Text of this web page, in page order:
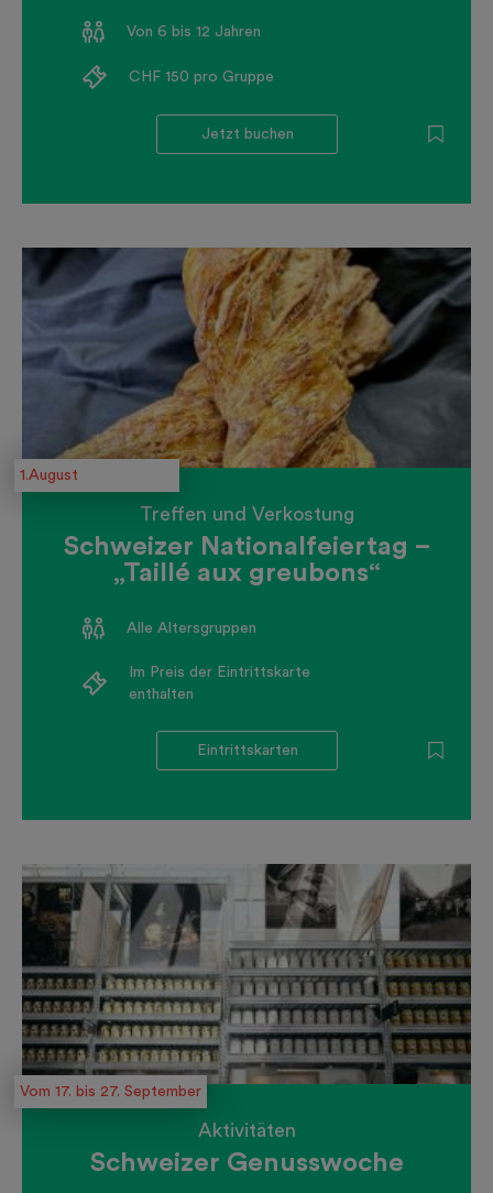
Von 6 bis 12 Jahren
CHF 150 pro Gruppe
Jetzt buchen
1.August
Treffen und Verkostung
Schweizer Nationalfeiertag –
„Taillé aux greubons“
Alle Altersgruppen
Im Preis der Eintrittskarte
enthalten
Eintrittskarten
Vom 17. bis 27. September
Aktivitäten
Schweizer Genusswoche